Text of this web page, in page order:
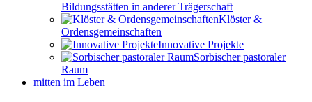
Bildungsstätten in anderer Trägerschaft
Klöster &
Ordensgemeinschaften
Innovative Projekte
Sorbischer pastoraler
Raum
mitten im Leben